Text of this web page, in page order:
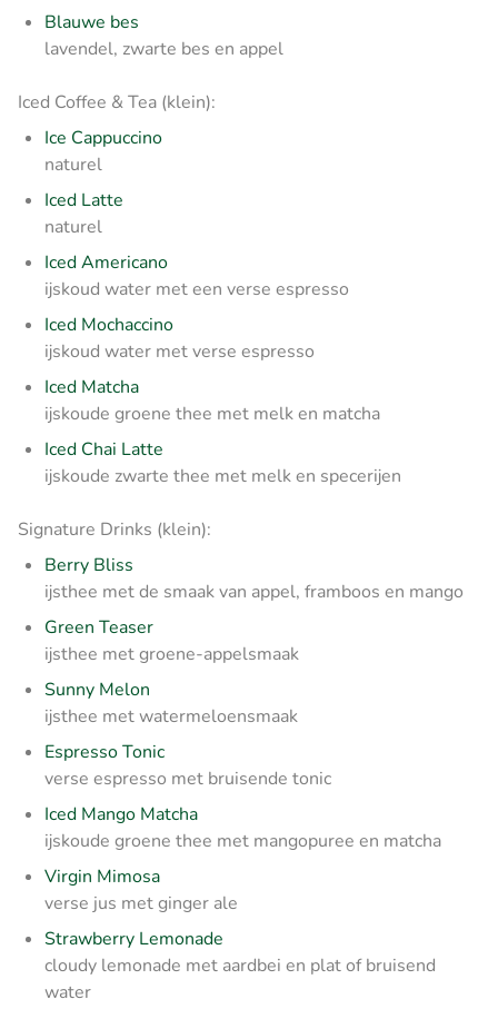
Blauwe bes
lavendel, zwarte bes en appel
Iced Coffee & Tea (klein):
Ice Cappuccino
naturel
Iced Latte
naturel
Iced Americano
ijskoud water met een verse espresso
Iced Mochaccino
ijskoud water met verse espresso
Iced Matcha
ijskoude groene thee met melk en matcha
Iced Chai Latte
ijskoude zwarte thee met melk en specerijen
Signature Drinks (klein):
Berry Bliss
ijsthee met de smaak van appel, framboos en mango
Green Teaser
ijsthee met groene-appelsmaak
Sunny Melon
ijsthee met watermeloensmaak
Espresso Tonic
verse espresso met bruisende tonic
Iced Mango Matcha
ijskoude groene thee met mangopuree en matcha
Virgin Mimosa
verse jus met ginger ale
Strawberry Lemonade
cloudy lemonade met aardbei en plat of bruisend
water